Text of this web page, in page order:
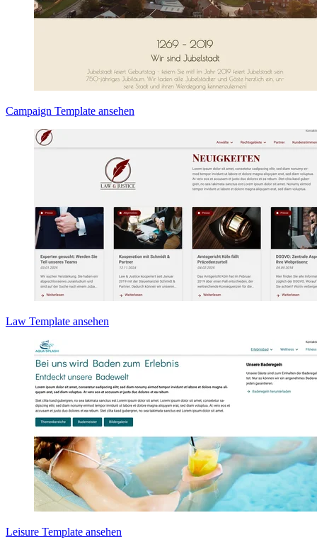
Campaign Template ansehen
Law Template ansehen
Leisure Template ansehen